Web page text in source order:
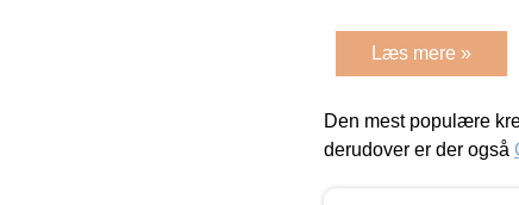
Læs mere »
Den mest populære
derudover er der også